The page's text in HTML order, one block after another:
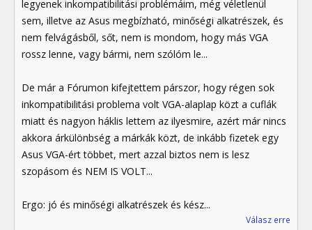
legyenek inkompatibilitási problémáim, még véletlenül
sem, illetve az Asus megbízható, minőségi alkatrészek, és
nem felvágásből, sőt, nem is mondom, hogy más VGA
rossz lenne, vagy bármi, nem szólóm le...
De már a Fórumon kifejtettem párszor, hogy régen sok
inkompatibilitási problema volt VGA-alaplap közt a cuflák
miatt és nagyon háklis lettem az ilyesmire, azért már nincs
akkora árkülönbség a márkák közt, de inkább fizetek egy
Asus VGA-ért többet, mert azzal biztos nem is lesz
szopásom és NEM IS VOLT...
Ergo: jó és minőségi alkatrészek és kész...
Válasz erre